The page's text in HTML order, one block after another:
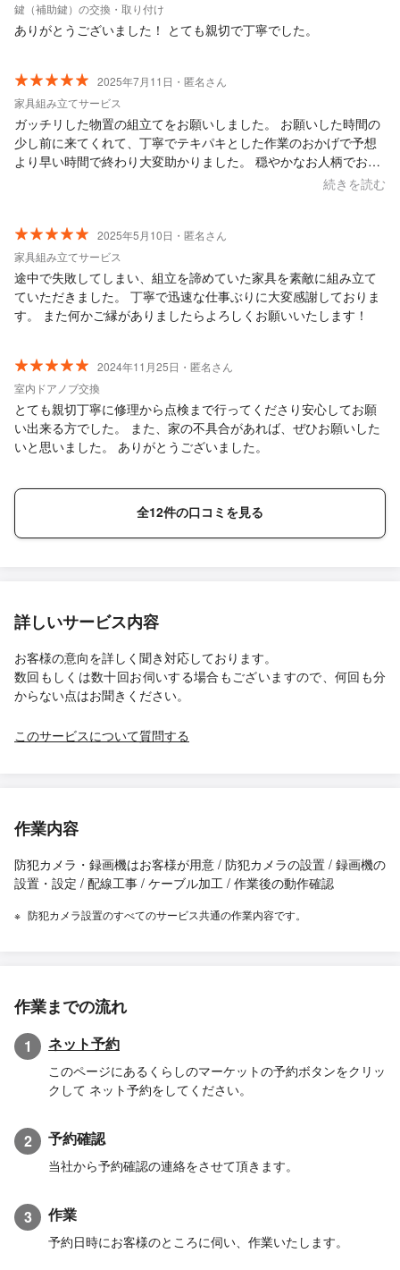
鍵（補助鍵）の交換・取り付け
ありがとうございました！ とても親切で丁寧でした。
2025年7月11日・匿名さん
家具組み立てサービス
ガッチリした物置の組立てをお願いしました。 お願いした時間の
少し前に来てくれて、丁寧でテキパキとした作業のおかげで予想
より早い時間で終わり大変助かりました。 穏やかなお人柄でお話
もしやすく明瞭会計！こちらにお願いして本当によかったです。
続きを読む
2025年5月10日・匿名さん
家具組み立てサービス
途中で失敗してしまい、組立を諦めていた家具を素敵に組み立て
ていただきました。 丁寧で迅速な仕事ぶりに大変感謝しておりま
す。 また何かご縁がありましたらよろしくお願いいたします！
2024年11月25日・匿名さん
室内ドアノブ交換
とても親切丁寧に修理から点検まで行ってくださり安心してお願
い出来る方でした。 また、家の不具合があれば、ぜひお願いした
いと思いました。 ありがとうございました。
全12件の口コミを見る
詳しいサービス内容
お客様の意向を詳しく聞き対応しております。
数回もしくは数十回お伺いする場合もございますので、何回も分
からない点はお聞きください。
このサービスについて質問する
作業内容
防犯カメラ・録画機はお客様が用意 / 防犯カメラの設置 / 録画機の
設置・設定 / 配線工事 / ケーブル加工 / 作業後の動作確認
防犯カメラ設置のすべてのサービス共通の作業内容です。
作業までの流れ
1 ネット予約
このページにあるくらしのマーケットの予約ボタンをクリッ
クして ネット予約をしてください。
2 予約確認
当社から予約確認の連絡をさせて頂きます。
3 作業
予約日時にお客様のところに伺い、作業いたします。